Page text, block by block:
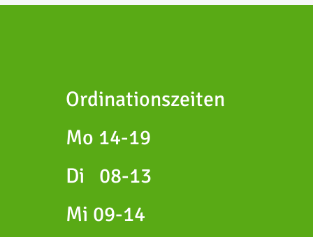
Ordinationszeiten
Mo 14-19
Di 08-13
Mi 09-14